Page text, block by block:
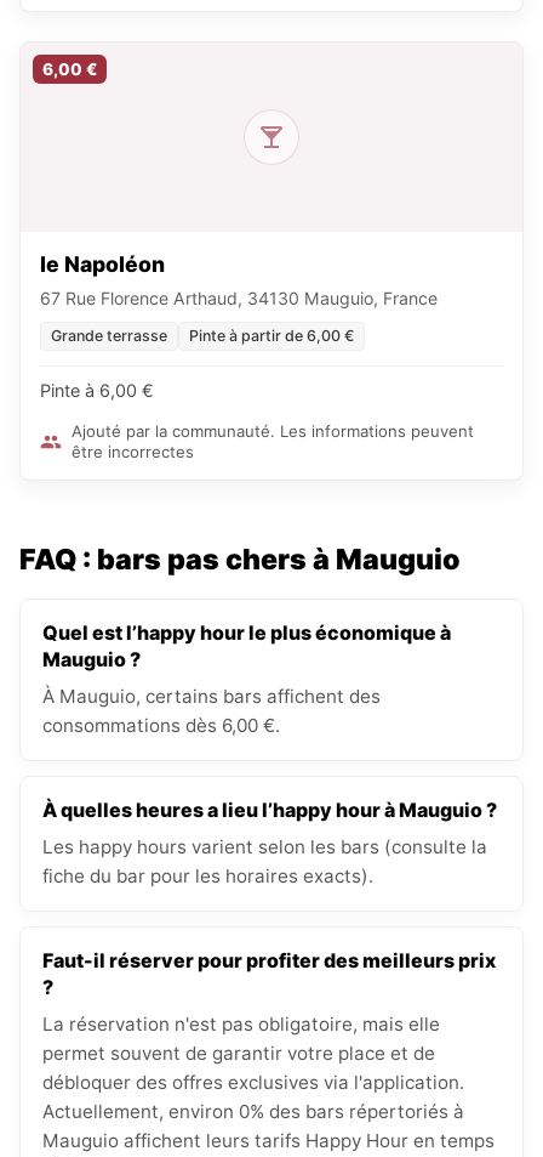
6,00 €
le Napoléon
67 Rue Florence Arthaud, 34130 Mauguio, France
Grande terrasse Pinte à partir de 6,00 €
Pinte à 6,00 €
Ajouté par la communauté. Les informations peuvent
être incorrectes
FAQ : bars pas chers à Mauguio
Quel est l’happy hour le plus économique à
Mauguio ?
À Mauguio, certains bars affichent des
consommations dès 6,00 €.
À quelles heures a lieu l’happy hour à Mauguio ?
Les happy hours varient selon les bars (consulte la
fiche du bar pour les horaires exacts).
Faut-il réserver pour profiter des meilleurs prix
?
La réservation n'est pas obligatoire, mais elle
permet souvent de garantir votre place et de
débloquer des offres exclusives via l'application.
Actuellement, environ 0% des bars répertoriés à
Mauguio affichent leurs tarifs Happy Hour en temps